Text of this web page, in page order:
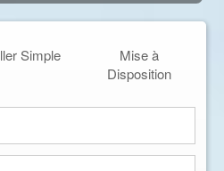
Simple
Mise à
Disposition